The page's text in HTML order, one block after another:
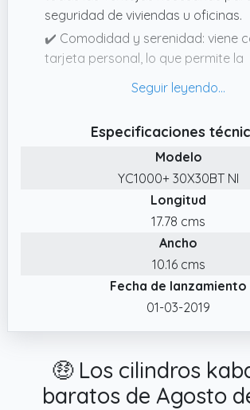
seguridad de viviendas u oficinas.
✔️ Comodidad y serenidad: viene
tarjeta personal, lo que permite la
Esto le garantiza más serenidad y
✔️ SEGURIDAD REFORZADA:
cilindro contra la perforación y el
que garantiza su seguridad frente
✔️ COMPONENTES INCLUIDOS: 1
cerradura acabado níquel
reversibles, 1 tarjeta personal, 1
✔️ Dimensiones: longitud exterior 30
Especificaciones
Modelo
YC1000+ 30X30BT NI
Longitud
17.78 cms
Ancho
10.16 cms
Fecha de lanzamiento
01-03-2019
🤑 Los cilindros
baratos de Agosto